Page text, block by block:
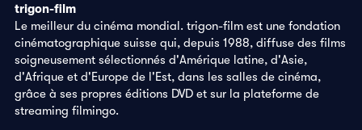
trigon-film
Le meilleur du cinéma mondial. trigon-film est une fondation
cinématographique suisse qui, depuis 1988, diffuse des films
soigneusement sélectionnés d'Amérique latine, d'Asie,
d'Afrique et d'Europe de l'Est, dans les salles de cinéma,
grâce à ses propres éditions DVD et sur la plateforme de
streaming filmingo.